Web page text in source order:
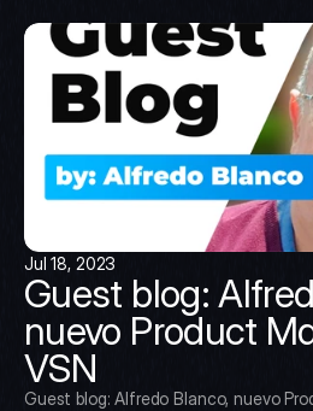
Jul 18, 2023
Guest blog:
nuevo Product
VSN
Guest blog: Alfredo Blanco, nuevo